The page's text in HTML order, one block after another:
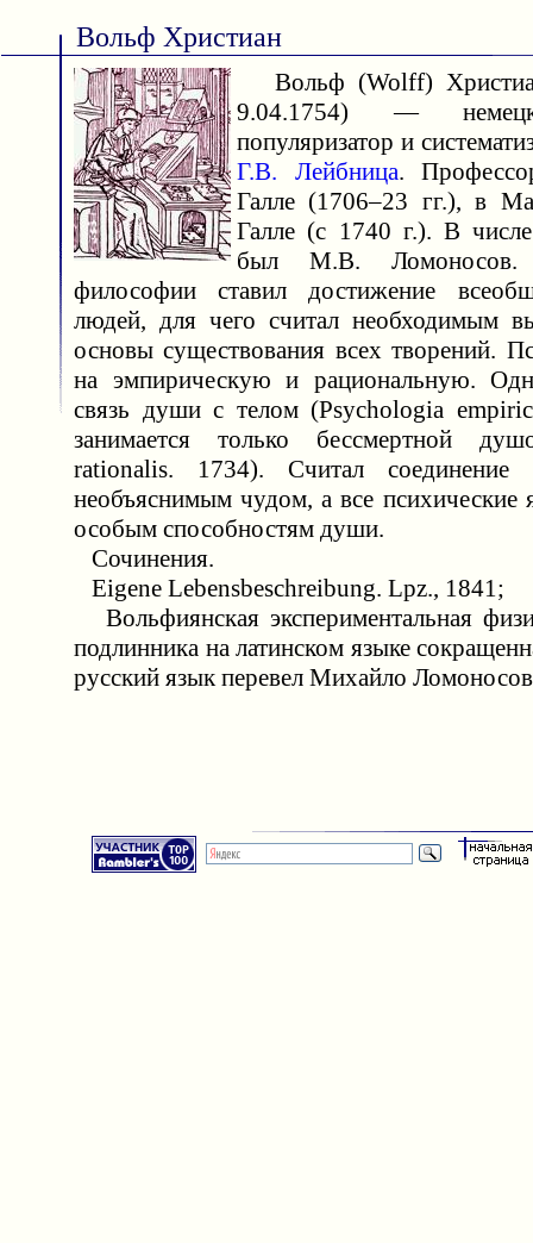
Вольф Христиан
Вольф (Wolff)
9.04.1754) —
популяризатор и
Г.В. Лейбница.
Галле (1706–23 гг.), в
Галле (с 1740 г.). В
был М.В. Ломоносов.
философии ставил достижение
людей, для чего считал необходимым
основы существования всех творений.
на эмпирическую и рациональную.
связь души с телом (Psychologia
занимается только бессмертной
rationalis. 1734). Считал
необъяснимым чудом, а все психические
особым способностям души.
Сочинения.
Eigene Lebensbeschreibung. Lpz., 1841;
Вольфиянская экспериментальная
подлинника на латинском языке
русский язык перевел Михайло